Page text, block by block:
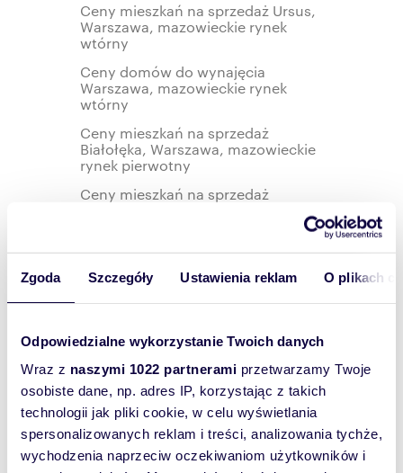
Zgoda Szczegóły Ustawienia reklam O plikach
Odpowiedzialne wykorzystanie Twoich danych
Wraz z naszymi 1022 partnerami przetwarzamy Twoje
osobiste dane, np. adres IP, korzystając z takich
technologii jak pliki cookie, w celu wyświetlania
spersonalizowanych reklam i treści, analizowania tychże,
wychodzenia naprzeciw oczekiwaniom użytkowników i
Ceny mieszkań na sprzedaż Ursus,
Warszawa, mazowieckie rynek
wtórny
Ceny domów do wynajęcia
Warszawa, mazowieckie rynek
wtórny
Ceny mieszkań na sprzedaż
Białołęka, Warszawa, mazowieckie
rynek pierwotny
Ceny mieszkań na sprzedaż
Ceny mieszkań do wynajęcia
Ursynów, Warszawa, mazowieckie
rynek wtórny
Ochota, Warszawa, mazowieckie
rynek wtórny
Ceny mieszkań na sprzedaż
Wilanów, Warszawa, mazowieckie
rynek pierwotny
Ceny mieszkań na sprzedaż Wawer,
Warszawa, mazowieckie rynek